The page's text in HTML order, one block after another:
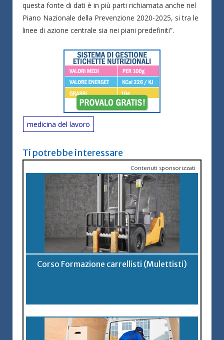
questa fonte di dati è in più parti richiamata anche nel
Piano Nazionale della Prevenzione 2020-2025, si tra le
linee di azione centrale sia nei piani predefiniti”.
medicina del lavoro
Ti potrebbe interessare
Contenuti sponsorizzati
Corso Formazione carrellisti (Mulettisti)